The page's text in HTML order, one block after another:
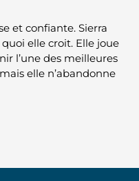
et confiante. Sierra
elle croit. Elle joue
l’une des meilleures
elle n’abandonne